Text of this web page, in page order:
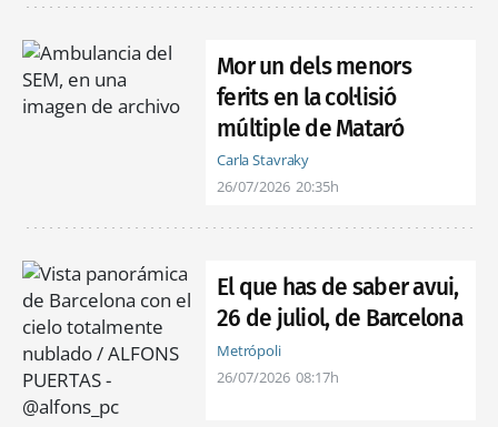
Mor un dels menors
ferits en la col·lisió
múltiple de Mataró
Carla Stavraky
26/07/2026 20:35h
El que has de saber avui,
26 de juliol, de Barcelona
Metrópoli
26/07/2026 08:17h